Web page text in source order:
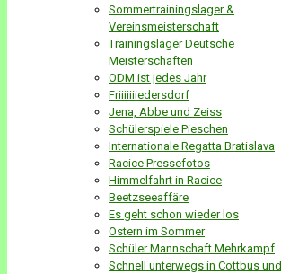
Sommertrainingslager &
Vereinsmeisterschaft
Trainingslager Deutsche
Meisterschaften
ODM ist jedes Jahr
Friiiiiiiedersdorf
Jena, Abbe und Zeiss
Schülerspiele Pieschen
Internationale Regatta Bratislava
Racice Pressefotos
Himmelfahrt in Racice
Beetzseeaffäre
Es geht schon wieder los
Ostern im Sommer
Schüler Mannschaft Mehrkampf
Schnell unterwegs in Cottbus und